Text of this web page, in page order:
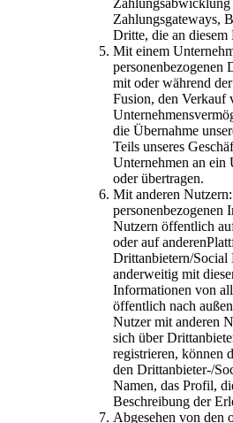
Zahlungsgateways,
Dritte, die an diesem
Mit einem
personenbezogenen
mit oder während
Fusion, den Verkauf
die Übernahme
Teils unseres
Unternehmen an ein
oder übertragen.
Mit anderen
personenbezogenen
Nutzern öffentlich
oder auf
Drittanbietern/Social
anderweitig mit
Informationen von
öffentlich nach
Nutzer mit anderen
sich über
registrieren, können
den Drittanbieter-/
Namen, das Profil,
Beschreibung der
Abgesehen von den